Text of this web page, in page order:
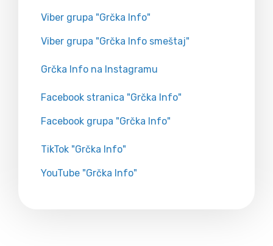
Viber grupa "Grčka Info"
Viber grupa "Grčka Info smeštaj"
Grčka Info na Instagramu
Facebook stranica "Grčka Info"
Facebook grupa "Grčka Info"
TikTok "Grčka Info"
YouTube "Grčka Info"